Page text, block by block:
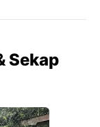
Sekap